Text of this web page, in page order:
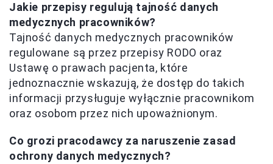
Jakie przepisy regulują tajność danych
medycznych pracowników?
Tajność danych medycznych pracowników
regulowane są przez przepisy RODO oraz
Ustawę o prawach pacjenta, które
jednoznacznie wskazują, że dostęp do takich
informacji przysługuje wyłącznie pracownikom
oraz osobom przez nich upoważnionym.
Co grozi pracodawcy za naruszenie zasad
ochrony danych medycznych?